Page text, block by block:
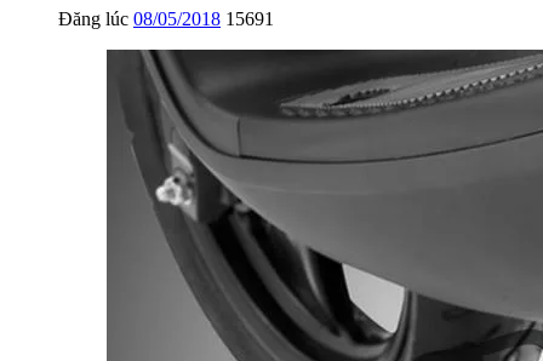
Đăng lúc 08/05/2018 15691